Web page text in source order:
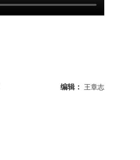
编辑： 王章志